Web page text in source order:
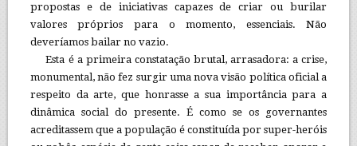
propostas e de iniciativas capazes de criar ou burilar
valores próprios para o momento, essenciais. Não
deveríamos bailar no vazio.
Esta é a primeira constatação brutal, arrasadora: a crise,
monumental, não fez surgir uma nova visão política oficial a
respeito da arte, que honrasse a sua importância para a
dinâmica social do presente. É como se os governantes
acreditassem que a população é constituída por super-heróis